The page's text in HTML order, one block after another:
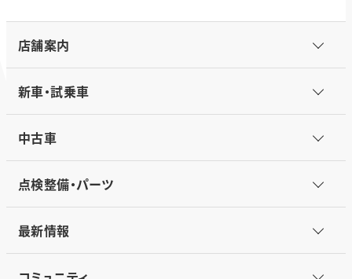
店舗案内
新車・試乗車
中古車
点検整備・パーツ
最新情報